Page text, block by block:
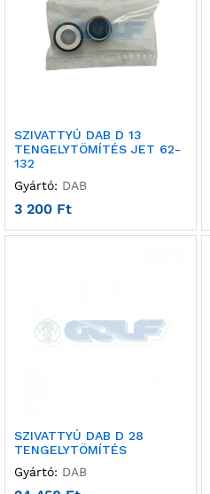
SZIVATTYÚ DAB D 13
TENGELYTÖMÍTÉS JET 62-
132
Gyártó: DAB
3 200 Ft
SZIVATTYÚ DAB D 28
TENGELYTÖMÍTÉS
Gyártó: DAB